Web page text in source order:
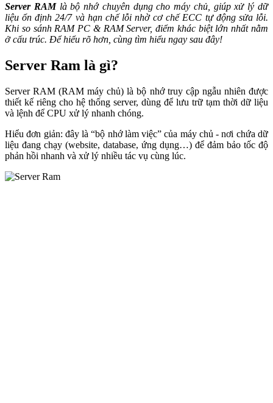
Server RAMlà bộ nhớ chuyên dụng cho máy chủ, giúp xử lý dữ
liệu ổn định 24/7 và hạn chế lỗi nhờ cơ chế ECC tự động sửa lỗi.
Khi so sánh RAM PC & RAM Server, điểm khác biệt lớn nhất nằm
ở cấu trúc. Để hiểu rõ hơn, cùng tìm hiểu ngay sau đây!
Server Ram là gì?
Server RAM (RAM máy chủ) là bộ nhớ truy cập ngẫu nhiên được
thiết kế riêng cho hệ thống server, dùng để lưu trữ tạm thời dữ liệu
và lệnh để CPU xử lý nhanh chóng.
Hiểu đơn giản: đây là “bộ nhớ làm việc” của máy chủ - nơi chứa dữ
liệu đang chạy (website, database, ứng dụng…) để đảm bảo tốc độ
phản hồi nhanh và xử lý nhiều tác vụ cùng lúc.